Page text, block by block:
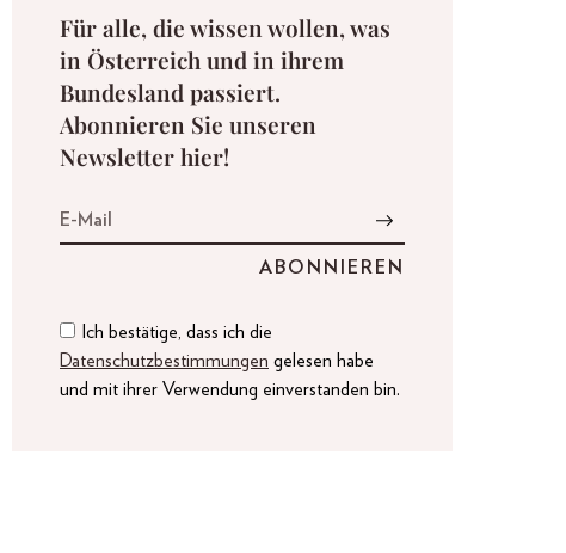
Für alle, die wissen wollen, was
in Österreich und in ihrem
Bundesland passiert.
Abonnieren Sie unseren
Newsletter hier!
Ich bestätige, dass ich die
Datenschutzbestimmungen gelesen habe
und mit ihrer Verwendung einverstanden bin.